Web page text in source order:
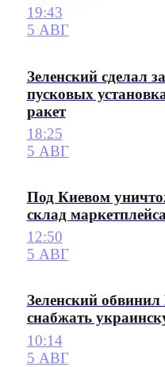
19:43
5 АВГ
Зеленский сделал
пусковых
ракет
18:25
5 АВГ
Под Киевом
склад
12:50
5 АВГ
Зеленский
снабжать
10:14
5 АВГ